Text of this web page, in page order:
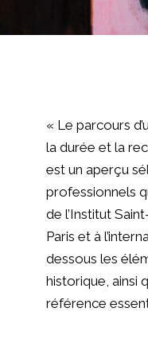
« Le parcours
la durée et la
est un aperçu
professionnels
de l’Institut
Paris et à
dessous les
historique, ainsi
référence